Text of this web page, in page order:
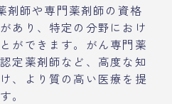
剤師や専門薬剤師の資格
あり、特定の分野におけ
ができます。がん専門薬
定薬剤師など、高度な知
、より質の高い医療を提
。